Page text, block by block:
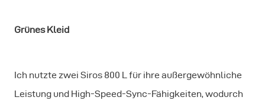
Grünes Kleid
Ich nutzte zwei Siros 800 L für ihre außergewöhnliche
Leistung und High-Speed-Sync-Fähigkeiten, wodurch